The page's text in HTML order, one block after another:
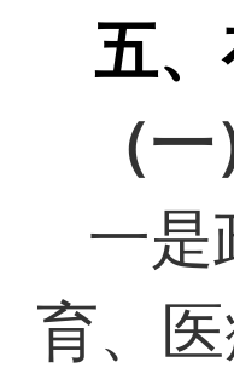
五、
（
一是
育、